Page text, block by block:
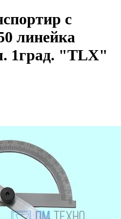
с
линейка
1град. "TLX"